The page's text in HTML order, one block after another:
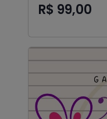
R$ 99,00